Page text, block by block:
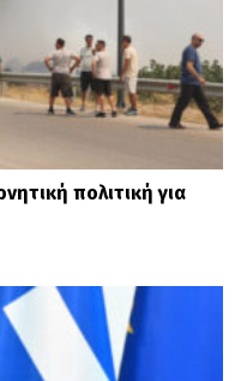
πολιτική για